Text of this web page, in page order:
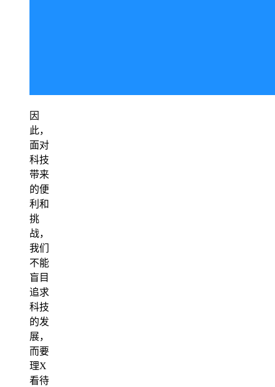
因
此，
面对
科技
带来
的便
利和
挑
战，
我们
不能
盲目
追求
科技
的发
展，
而要
理X
看待